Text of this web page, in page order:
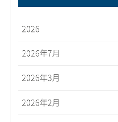
2026
2026年7月
2026年3月
2026年2月